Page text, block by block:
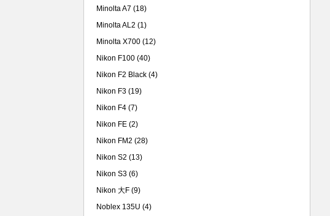
Minolta A7 (18)
Minolta AL2 (1)
Minolta X700 (12)
Nikon F100 (40)
Nikon F2 Black (4)
Nikon F3 (19)
Nikon F4 (7)
Nikon FE (2)
Nikon FM2 (28)
Nikon S2 (13)
Nikon S3 (6)
Nikon 大F (9)
Noblex 135U (4)